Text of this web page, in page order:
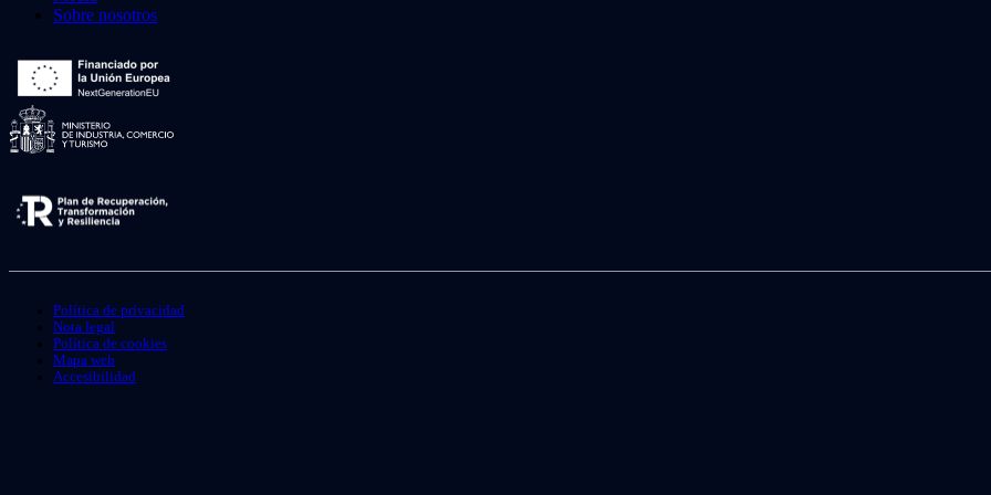
Sobre nosotros
Política de privacidad
Nota legal
Política de cookies
Mapa web
Accesibilidad